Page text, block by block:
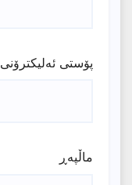
پۆستی ئەلیکترۆنی
ماڵپه‌ڕ